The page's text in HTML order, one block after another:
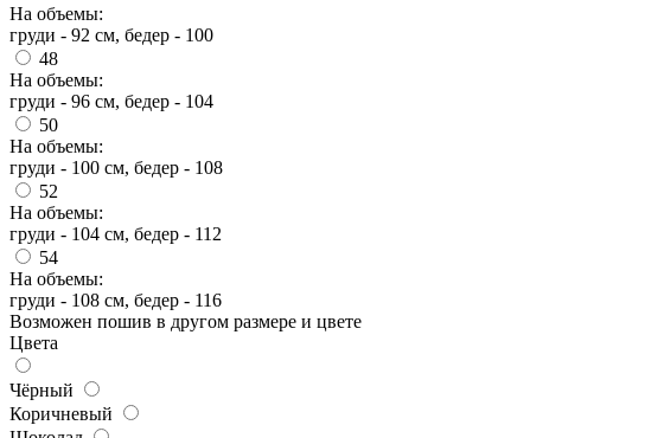
На объемы:
груди - 92 см, бедер - 100
48
На объемы:
груди - 96 см, бедер - 104
50
На объемы:
груди - 100 см, бедер - 108
52
На объемы:
груди - 104 см, бедер - 112
54
На объемы:
груди - 108 см, бедер - 116
Возможен пошив в другом размере и цвете
Цвета
Чёрный
Коричневый